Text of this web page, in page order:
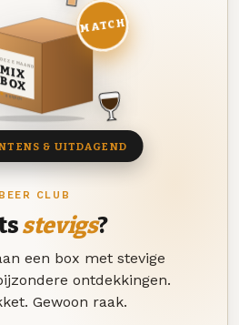
CLUB
stevigs?
een box met stevige
ontdekkingen.
Gewoon raak.
DEZE MAAND
MIX
BOX
8 BIEREN
MATCH
& UITDAGEND